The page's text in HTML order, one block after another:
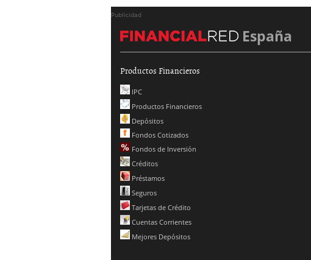
Publicidad
España
Productos Financieros
IPC
Productos Financieros
Depósitos
Fondos Cotizados
Fondos de Inversión
Créditos
Préstamos
Seguros
Tarjetas de Crédito
Cuentas Corrientes
Mejores Depósitos